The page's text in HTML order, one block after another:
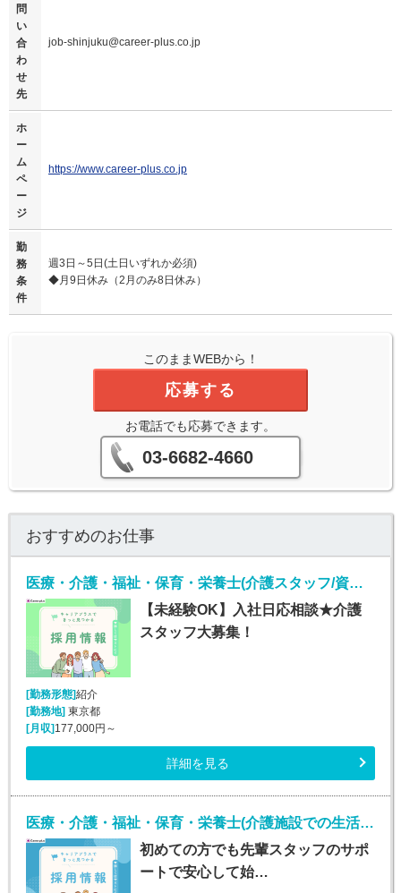
問
い
合
わ
せ
先
job-shinjuku@career-plus.co.jp
ホ
ー
ム
ペ
ー
ジ
https://www.career-plus.co.jp
勤
務
条
件
週3日～5日(土日いずれか必須)
◆月9日休み（2月のみ8日休み）
このままWEBから！
応募する
お電話でも応募できます。
03-6682-4660
おすすめのお仕事
医療・介護・福祉・保育・栄養士(介護スタッフ/資格なしOK/未経験/第二新卒/50代歓迎)
【未経験OK】入社日応相談★介護
スタッフ大募集！
[勤務形態]紹介
[勤務地]東京都
[月収]177,000円～
詳細を見る
医療・介護・福祉・保育・栄養士(介護施設での生活介助(介護スタッフ)/町田)
初めての方でも先輩スタッフのサポ
ートで安心して始…